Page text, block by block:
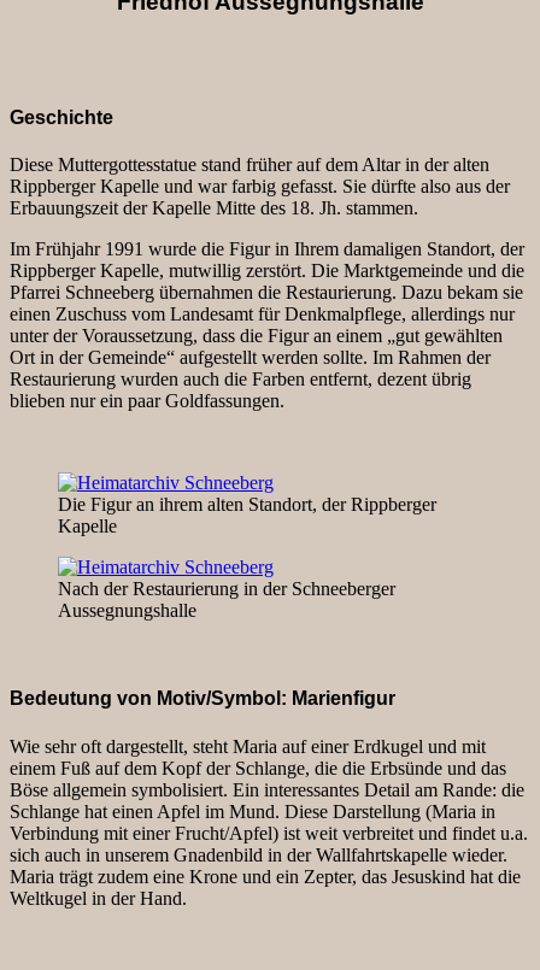
Geschichte
Diese Muttergottesstatue stand früher auf dem Altar in der alten
Rippberger Kapelle und war farbig gefasst. Sie dürfte also aus der
Erbauungszeit der Kapelle Mitte des 18. Jh. stammen.
Im Frühjahr 1991 wurde die Figur in Ihrem damaligen Standort, der
Rippberger Kapelle, mutwillig zerstört. Die Marktgemeinde und die
Pfarrei Schneeberg übernahmen die Restaurierung. Dazu bekam sie
einen Zuschuss vom Landesamt für Denkmalpflege, allerdings nur
unter der Voraussetzung, dass die Figur an einem „gut gewählten
Ort in der Gemeinde“ aufgestellt werden sollte. Im Rahmen der
Restaurierung wurden auch die Farben entfernt, dezent übrig
blieben nur ein paar Goldfassungen.
Die Figur an ihrem alten Standort, der Rippberger
Kapelle
Nach der Restaurierung in der Schneeberger
Aussegnungshalle
Bedeutung von Motiv/Symbol: Marienfigur
Wie sehr oft dargestellt, steht Maria auf einer Erdkugel und mit
einem Fuß auf dem Kopf der Schlange, die die Erbsünde und das
Böse allgemein symbolisiert. Ein interessantes Detail am Rande: die
Schlange hat einen Apfel im Mund. Diese Darstellung (Maria in
Verbindung mit einer Frucht/Apfel) ist weit verbreitet und findet u.a.
sich auch in unserem Gnadenbild in der Wallfahrtskapelle wieder.
Maria trägt zudem eine Krone und ein Zepter, das Jesuskind hat die
Weltkugel in der Hand.